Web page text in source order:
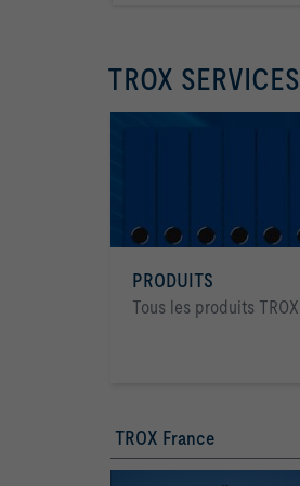
TROX SERVICES
PRODUITS
Tous les produits TROX
TROX France